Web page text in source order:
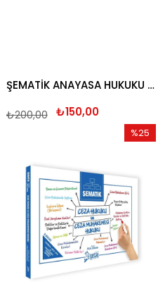
ŞEMATİK ANAYASA HUKUKU 2026
₺150,00
₺200,00
%25